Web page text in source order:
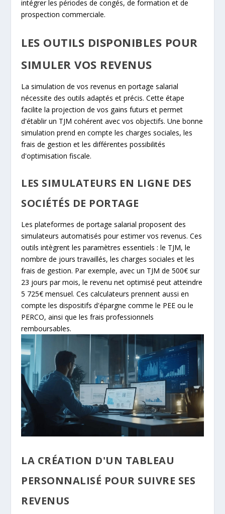
intégrer les périodes de congés, de formation et de
prospection commerciale.
LES OUTILS DISPONIBLES POUR
SIMULER VOS REVENUS
La simulation de vos revenus en portage salarial
nécessite des outils adaptés et précis. Cette étape
facilite la projection de vos gains futurs et permet
d'établir un TJM cohérent avec vos objectifs. Une bonne
simulation prend en compte les charges sociales, les
frais de gestion et les différentes possibilités
d'optimisation fiscale.
LES SIMULATEURS EN LIGNE DES
SOCIÉTÉS DE PORTAGE
Les plateformes de portage salarial proposent des
simulateurs automatisés pour estimer vos revenus. Ces
outils intègrent les paramètres essentiels : le TJM, le
nombre de jours travaillés, les charges sociales et les
frais de gestion. Par exemple, avec un TJM de 500€ sur
23 jours par mois, le revenu net optimisé peut atteindre
5 725€ mensuel. Ces calculateurs prennent aussi en
compte les dispositifs d'épargne comme le PEE ou le
PERCO, ainsi que les frais professionnels
remboursables.
LA CRÉATION D'UN TABLEAU
PERSONNALISÉ POUR SUIVRE SES
REVENUS